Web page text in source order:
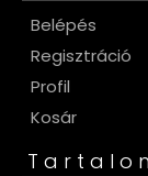
Belépés
Regisztráció
Profil
Kosár